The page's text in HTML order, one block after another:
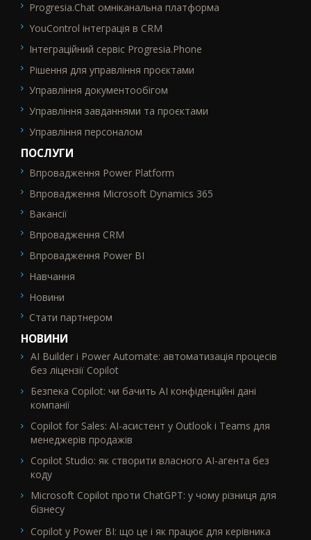
Progresia.Chat омніканальна платформа
YouControl інтеграція в CRM
Інтеграційний сервіс Progresia.Phone
Рішення для управління проєктами
Управління документообігом
Управління завданнями та проєктами
Управління персоналом
ПОСЛУГИ
SEO_FTR2
Впровадження Power Platform
Впровадження Microsoft Dynamics 365
Вакансії
Впровадження CRM
Впровадження Power BI
Навчання
Новини
Стати партнером
НОВИНИ
AI Builder і Power Automate: автоматизація процесів
без ліцензії Copilot
Безпека Copilot: чи бачить AI конфіденційні дані
компанії
Copilot for Sales: AI-асистент у Outlook і Teams для
менеджерів продажів
Copilot Studio: як створити власного AI-агента без
коду
Microsoft Copilot проти ChatGPT: у чому різниця для
бізнесу
Copilot у Power BI: що це і як працює для керівника